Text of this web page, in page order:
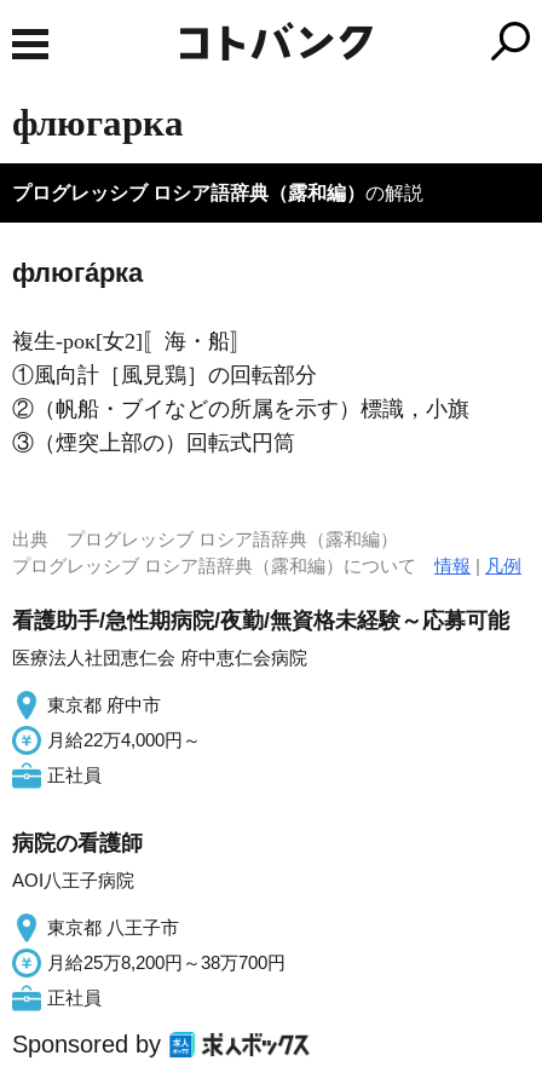
флюгарка
プログレッシブ ロシア語辞典（露和編） の解説
флюга́рка
複生-рок[女2]〚海・船〛
①風向計［風見鶏］の回転部分
②（帆船・ブイなどの所属を示す）標識，小旗
③（煙突上部の）回転式円筒
出典 プログレッシブ ロシア語辞典（露和編）
プログレッシブ ロシア語辞典（露和編）について情報 | 凡例
看護助手/急性期病院/夜勤/無資格未経験～応募可能
医療法人社団恵仁会 府中恵仁会病院
東京都 府中市
月給22万4,000円～
正社員
病院の看護師
AOI八王子病院
東京都 八王子市
月給25万8,200円～38万700円
正社員
Sponsored by